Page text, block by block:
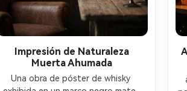
Impresión de Naturaleza
Muerta Ahumada
Una obra de póster de whisky